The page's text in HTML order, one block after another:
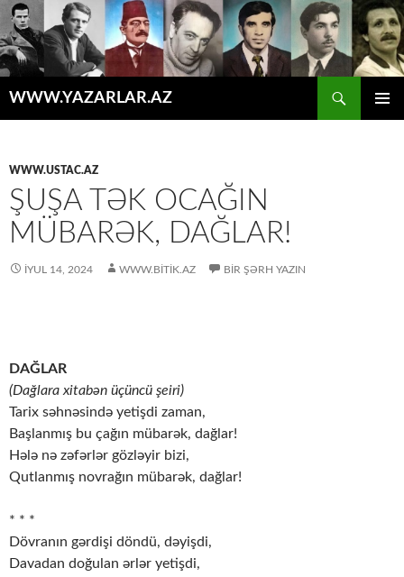
WWW.YAZARLAR.AZ
WWW.USTAC.AZ
ŞUŞA TƏK OCAĞIN
MÜBARƏK, DAĞLAR!
İYUL 14, 2024 WWW.BITIK.AZ BIR ŞƏRH YAZIN
DAĞLAR
(Dağlara xitabən üçüncü şeiri)
Tarix səhnəsində yetişdi zaman,
Başlanmış bu çağın mübarək, dağlar!
Hələ nə zəfərlər gözləyir bizi,
Qutlanmış novrağın mübarək, dağlar!
* * *
Dövranın gərdişi döndü, dəyişdi,
Davadan doğulan ərlər yetişdi,